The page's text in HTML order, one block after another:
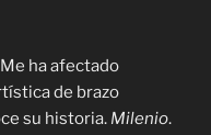
ha afectado
de brazo
su historia. Milenio.